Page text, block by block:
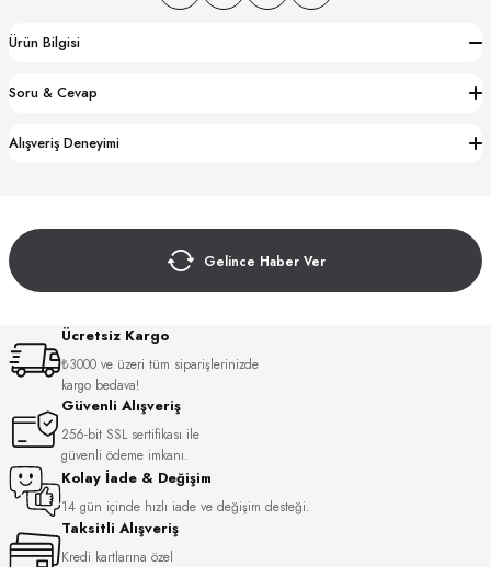
Ürün Bilgisi
Soru & Cevap
Alışveriş Deneyimi
Gelince Haber Ver
Ücretsiz Kargo
₺3000 ve üzeri tüm siparişlerinizde
kargo bedava!
Güvenli Alışveriş
256-bit SSL sertifikası ile
güvenli ödeme imkanı.
Kolay İade & Değişim
14 gün içinde hızlı iade ve değişim desteği.
Taksitli Alışveriş
Kredi kartlarına özel